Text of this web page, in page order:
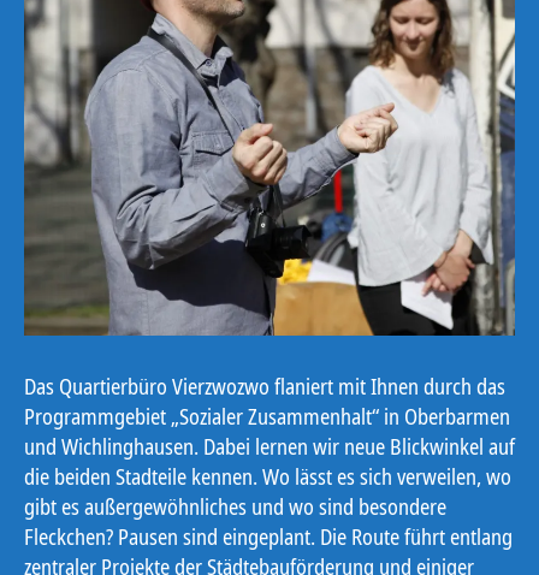
Das Quartierbüro Vierzwozwo flaniert mit Ihnen durch das
Programmgebiet „Sozialer Zusammenhalt“ in Oberbarmen
und Wichlinghausen. Dabei lernen wir neue Blickwinkel auf
die beiden Stadteile kennen. Wo lässt es sich verweilen, wo
gibt es außergewöhnliches und wo sind besondere
Fleckchen? Pausen sind eingeplant. Die Route führt entlang
zentraler Projekte der Städtebauförderung und einiger